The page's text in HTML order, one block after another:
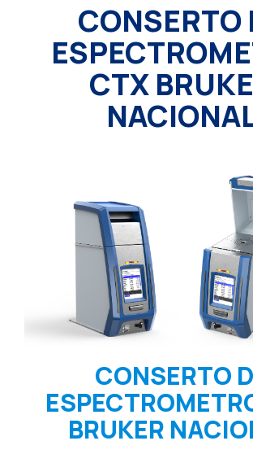
CONSERTO
CTX
CONSERTO
BRUKER